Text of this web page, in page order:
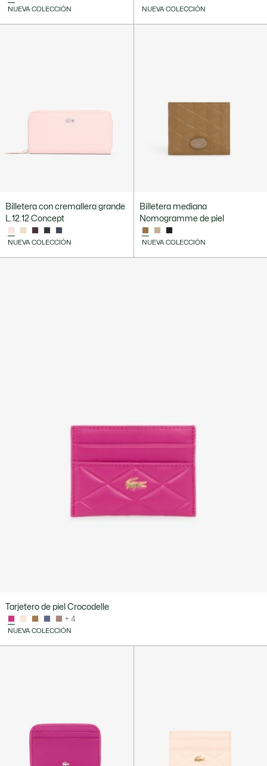
NUEVA COLECCIÓN NUEVA COLECCIÓN
Billetera con cremallera grande
L.12.12 Concept
NUEVA COLECCIÓN
Billetera mediana
Nomogramme de piel
NUEVA COLECCIÓN
Tarjetero de piel Crocodelle
+ 4
NUEVA COLECCIÓN